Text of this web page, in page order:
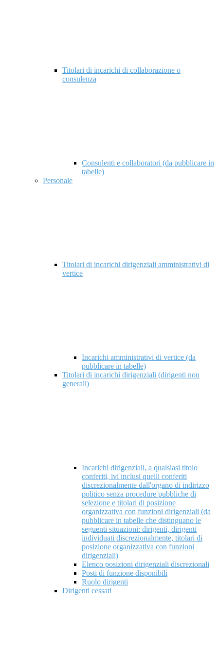
Titolari di incarichi di collaborazione o
consulenza
Consulenti e collaboratori (da pubblicare in
tabelle)
Personale
Titolari di incarichi dirigenziali amministrativi di
vertice
Incarichi amministrativi di vertice (da
pubblicare in tabelle)
Titolari di incarichi dirigenziali (dirigenti non
generali)
Incarichi dirigenziali, a qualsiasi titolo
conferiti, ivi inclusi quelli conferiti
discrezionalmente dall'organo di indirizzo
politico senza procedure pubbliche di
selezione e titolari di posizione
organizzativa con funzioni dirigenziali (da
pubblicare in tabelle che distinguano le
seguenti situazioni: dirigenti, dirigenti
individuati discrezionalmente, titolari di
posizione organizzativa con funzioni
dirigenziali)
Elenco posizioni dirigenziali discrezionali
Posti di funzione disponibili
Ruolo dirigenti
Dirigenti cessati